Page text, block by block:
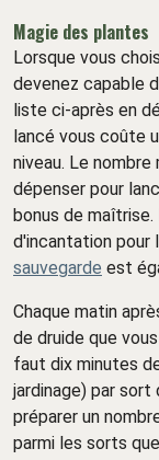
Magie des plantes
Lorsque vous
devenez capable
liste ci-après en
lancé vous coûte
niveau. Le
dépenser pour
bonus de
d'incantation pour
sauvegarde est
Chaque matin
de druide que
faut dix minutes
jardinage) par sort
préparer un
parmi les sorts